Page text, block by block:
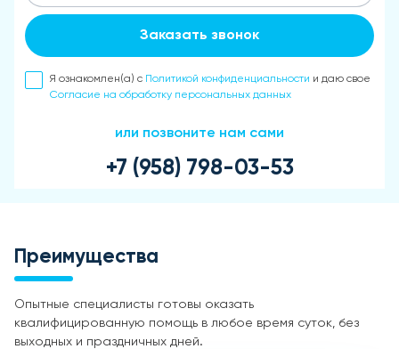
Заказать звонок
Я ознакомлен(а) с Политикой конфиденциальности и даю свое
Согласие на обработку персональных данных
или позвоните нам сами
+7 (958) 798-03-53
Преимущества
Опытные специалисты готовы оказать
квалифицированную помощь в любое время суток, без
выходных и праздничных дней.